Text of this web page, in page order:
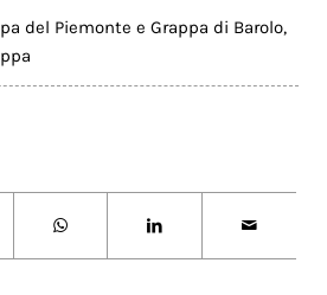
del Piemonte e Grappa di Barolo,